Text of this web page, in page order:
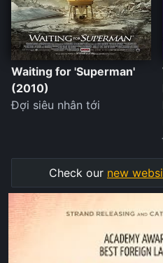
Waiting for 'Superman'
(2010)
Đợi siêu nhân tới
Check our new